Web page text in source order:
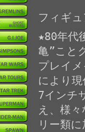
フィギ
★80年代
亀”こと
プレイ
により
7インチ
え、様
リー類